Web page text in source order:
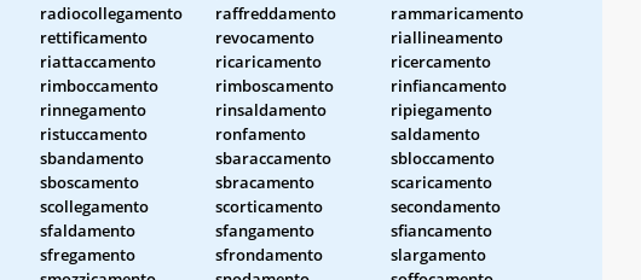
radiocollegamento raffreddamento
rammaricamento
rettificamento revocamento
riallineamento
riattaccamento ricaricamento
ricercamento
rimboccamento rimboscamento
rinfiancamento
rinnegamento rinsaldamento
ripiegamento
ristuccamento ronfamento
saldamento
sbandamento sbaraccamento
sbloccamento
sboscamento sbracamento
scaricamento
scollegamento scorticamento
secondamento
sfaldamento sfangamento
sfiancamento
sfregamento sfrondamento
slargamento